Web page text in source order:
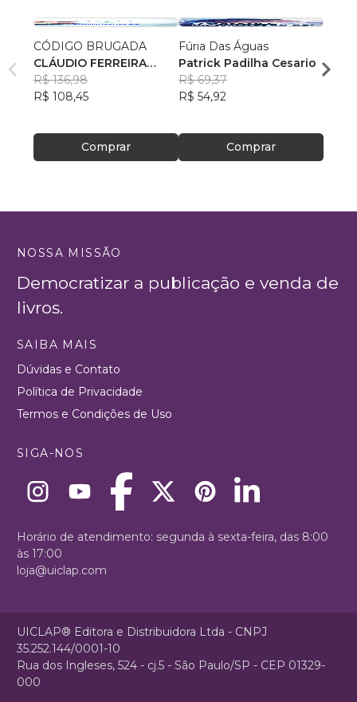
CÓDIGO BRUGADA
CLÁUDIO FERREIRA
CAMPOS VIEIRA
R$ 136,98
R$ 108,45
Comprar
Fúria Das Águas
Patrick Padilha Cesario
R$ 69,37
R$ 54,92
Comprar
NOSSA MISSÃO
Democratizar a publicação e venda de
livros.
SAIBA MAIS
Dúvidas e Contato
Política de Privacidade
Termos e Condições de Uso
SIGA-NOS
Horário de atendimento: segunda à sexta-feira, das 8:00
às 17:00
loja@uiclap.com
UICLAP® Editora e Distribuidora Ltda - CNPJ
35.252.144/0001-10
Rua dos Ingleses, 524 - cj.5 - São Paulo/SP - CEP 01329-
000